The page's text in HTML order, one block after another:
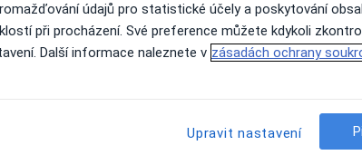
Rezervovat termín
Zítra Ne
údajů pro statistické účely a poskytování
při procházení. Své preference můžete kdykoli
Další informace naleznete v zásadách ochrany
Upravit nastavení